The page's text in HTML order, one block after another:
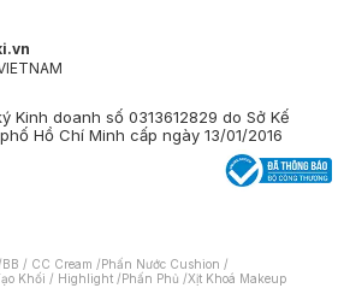
Kinh doanh số 0313612829 do Sở Kế
Hồ Chí Minh cấp ngày 13/01/2016
/BB / CC Cream /Phấn Nước Cushion /
Khối / Highlight /Phấn Phủ /Xịt Khoá Makeup